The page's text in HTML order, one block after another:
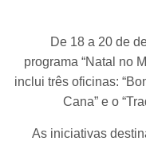
De 18 a 20 de
programa “Natal no
inclui três oficinas:
Cana” e o
As iniciativas